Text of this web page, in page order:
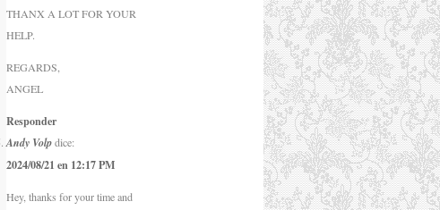
THANX A LOT FOR YOUR
HELP.
REGARDS
ANGEL
Responder
Andy Volpdice:
2024/08/21 en 12:17 PM
Hey, thanks for your time and